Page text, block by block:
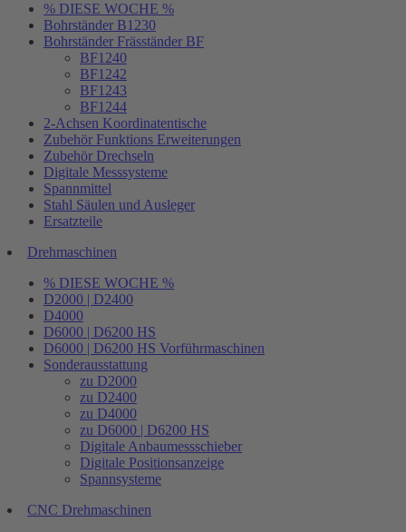
% DIESE WOCHE %
Bohrständer B1230
Bohrständer Fräsständer BF
BF1240
BF1242
BF1243
BF1244
2-Achsen Koordinatentische
Zubehör Funktions Erweiterungen
Zubehör Drechseln
Digitale Messsysteme
Spannmittel
Stahl Säulen und Ausleger
Ersatzteile
Drehmaschinen
% DIESE WOCHE %
D2000 | D2400
D4000
D6000 | D6200 HS
D6000 | D6200 HS Vorführmaschinen
Sonderausstattung
zu D2000
zu D2400
zu D4000
zu D6000 | D6200 HS
Digitale Anbaumessschieber
Digitale Positionsanzeige
Spannsysteme
CNC Drehmaschinen